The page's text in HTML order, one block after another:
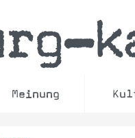
–
Meinung